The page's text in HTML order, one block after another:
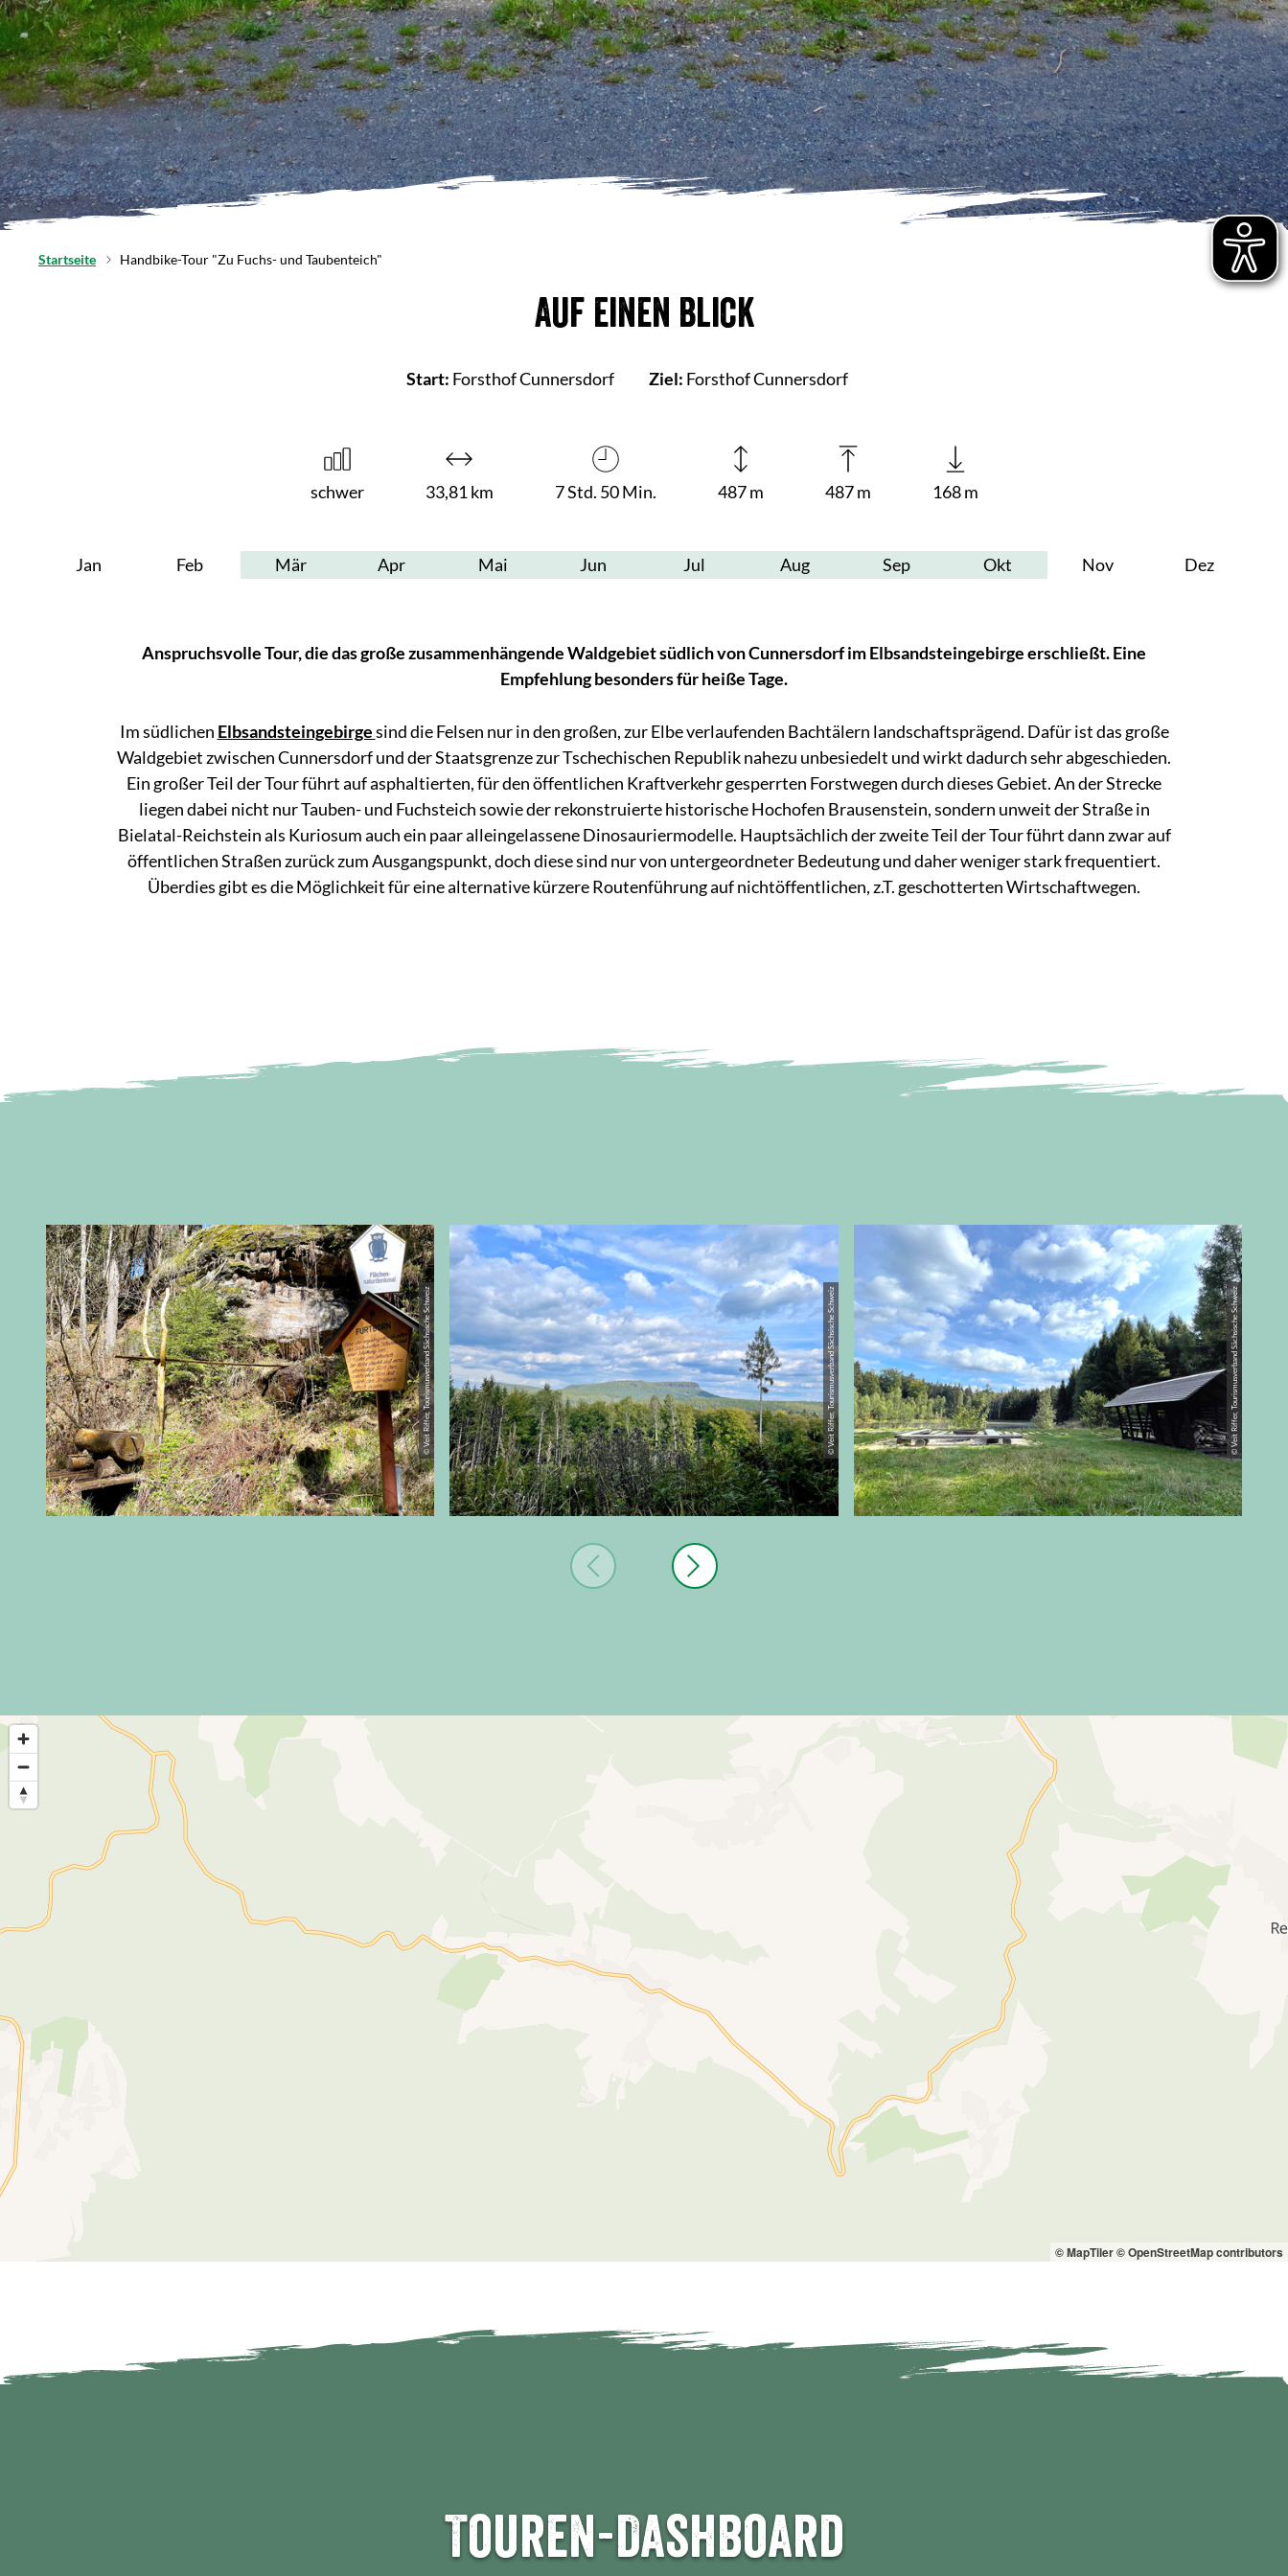
Startseite Handbike-Tour "Zu Fuchs- und Taubenteich"
Auf einen Blick
Start: Forsthof Cunnersdorf Ziel: Forsthof Cunnersdorf
schwer 33,81 km 7 Std. 50 Min. 487 m 487 m 168 m
Jan Feb Mär Apr Mai Jun Jul Aug Sep Okt Nov Dez
Anspruchsvolle Tour, die das große zusammenhängende Waldgebiet südlich von Cunnersdorf im Elbsandsteingebirge erschließt. Eine
Empfehlung besonders für heiße Tage.
Im südlichen Elbsandsteingebirgesind die Felsen nur in den großen, zur Elbe verlaufenden Bachtälern landschaftsprägend. Dafür ist das große
Waldgebiet zwischen Cunnersdorf und der Staatsgrenze zur Tschechischen Republik nahezu unbesiedelt und wirkt dadurch sehr abgeschieden.
Ein großer Teil der Tour führt auf asphaltierten, für den öffentlichen Kraftverkehr gesperrten Forstwegen durch dieses Gebiet. An der Strecke
liegen dabei nicht nur Tauben- und Fuchsteich sowie der rekonstruierte historische Hochofen Brausenstein, sondern unweit der Straße in
Bielatal-Reichstein als Kuriosum auch ein paar alleingelassene Dinosauriermodelle. Hauptsächlich der zweite Teil der Tour führt dann zwar auf
öffentlichen Straßen zurück zum Ausgangspunkt, doch diese sind nur von untergeordneter Bedeutung und daher weniger stark frequentiert.
Überdies gibt es die Möglichkeit für eine alternative kürzere Routenführung auf nichtöffentlichen, z.T. geschotterten Wirtschaftwegen.
© Veit Riffer, Tourismusverband Sächsische Schweiz © Veit Riffer, Tourismusverband Sächsische Schweiz © Veit Riffer, Tourismusverband Sächsische Schweiz
© MapTiler© OpenStreetMap contributors
Touren-Dashboard